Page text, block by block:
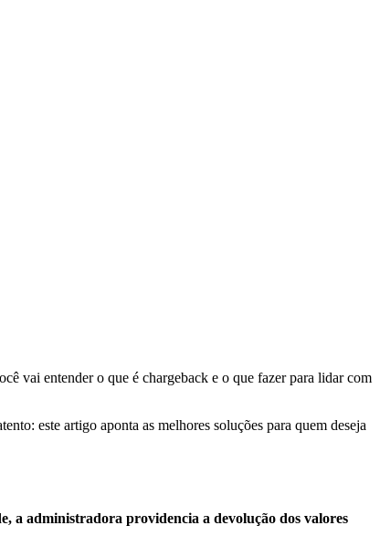
vai entender o que é chargeback e o que fazer para lidar com
este artigo aponta as melhores soluções para quem deseja
a administradora providencia a devolução dos valores